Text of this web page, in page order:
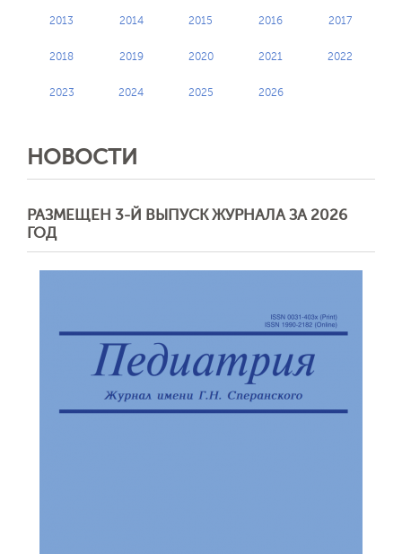
2013 2014 2015 2016 2017
2018 2019 2020 2021 2022
2023 2024 2025 2026
НОВОСТИ
РАЗМЕЩЕН 3-Й ВЫПУСК ЖУРНАЛА ЗА 2026
ГОД